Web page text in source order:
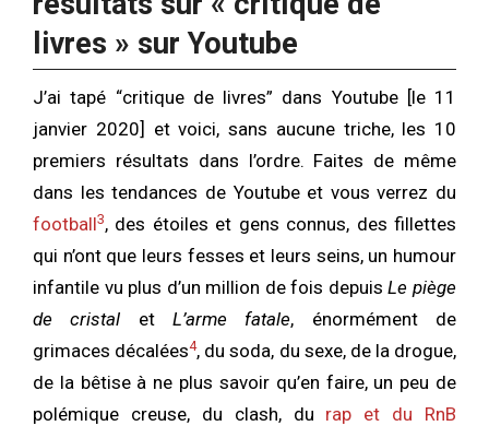
livres » sur Youtube
J’ai tapé “critique de livres” dans Youtube [le 11
janvier 2020] et voici, sans aucune triche, les 10
premiers résultats dans l’ordre. Faites de même
dans les tendances de Youtube et vous verrez du
football3, des étoiles et gens connus, des fillettes
qui n’ont que leurs fesses et leurs seins, un humour
infantile vu plus d’un million de fois depuisLe piège
de cristal etL’arme fatale, énormément de
grimaces décalées4, du soda, du sexe, de la drogue,
de la bêtise à ne plus savoir qu’en faire, un peu de
polémique creuse, du clash, du rap et du RnB